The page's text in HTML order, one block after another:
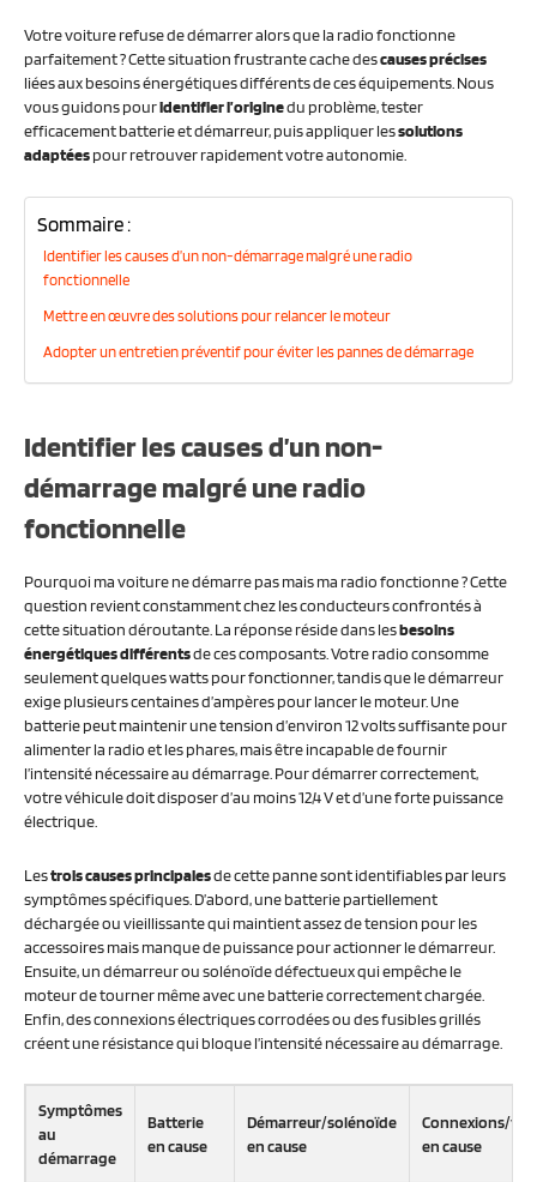
Votre voiture refuse de démarrer alors que la radio fonctionne
parfaitement ? Cette situation frustrante cache descauses précises
liées aux besoins énergétiques différents de ces équipements. Nous
vous guidons pouridentifier l’originedu problème, tester
efficacement batterie et démarreur, puis appliquer lessolutions
adaptéespour retrouver rapidement votre autonomie.
Sommaire :
Identifier les causes d’un non-démarrage malgré une radio
fonctionnelle
Mettre en œuvre des solutions pour relancer le moteur
Adopter un entretien préventif pour éviter les pannes de démarrage
Identifier les causes d’un non-
démarrage malgré une radio
fonctionnelle
Pourquoi ma voiture ne démarre pas mais ma radio fonctionne ? Cette
question revient constamment chez les conducteurs confrontés à
cette situation déroutante. La réponse réside dans lesbesoins
énergétiques différentsde ces composants. Votre radio consomme
seulement quelques watts pour fonctionner, tandis que le démarreur
exige plusieurs centaines d’ampères pour lancer le moteur. Une
batterie peut maintenir une tension d’environ 12 volts suffisante pour
alimenter la radio et les phares, mais être incapable de fournir
l’intensité nécessaire au démarrage. Pour démarrer correctement,
votre véhicule doit disposer d’au moins 12,4 V et d’une forte puissance
électrique.
Lestrois causes principalesde cette panne sont identifiables par leurs
symptômes spécifiques. D’abord, une batterie partiellement
déchargée ou vieillissante qui maintient assez de tension pour les
accessoires mais manque de puissance pour actionner le démarreur.
Ensuite, un démarreur ou solénoïde défectueux qui empêche le
moteur de tourner même avec une batterie correctement chargée.
Enfin, des connexions électriques corrodées ou des fusibles grillés
créent une résistance qui bloque l’intensité nécessaire au démarrage.
Symptômes
au
démarrage
Batterie
en cause
Démarreur/solénoïde
en cause
Connexions/
en cause